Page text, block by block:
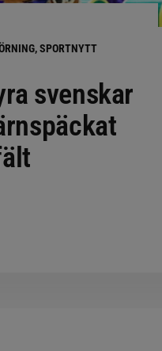
SPORTNYTT
svenskar